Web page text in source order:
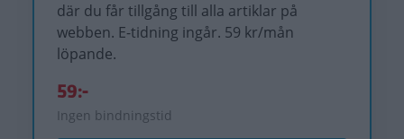
där du får tillgång till alla artiklar på
webben. E-tidning ingår. 59 kr/mån
löpande.
59:-
Ingen bindningstid